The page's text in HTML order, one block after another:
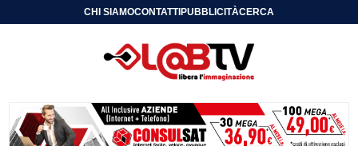
CHI SIAMOCONTATTIPUBBLICITÀCERCA